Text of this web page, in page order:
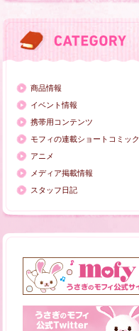
商品情報
イベント情報
携帯用コンテンツ
モフィの連載ショートコミック
アニメ
メディア掲載情報
スタッフ日記